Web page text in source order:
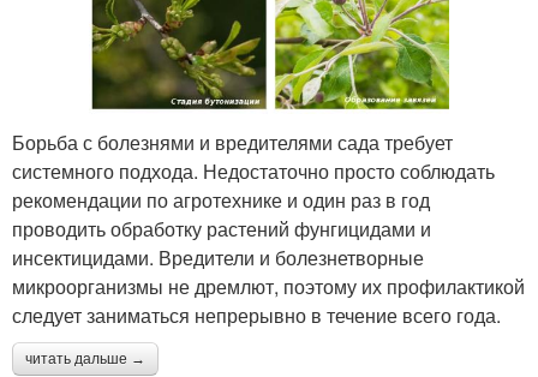
Борьба с болезнями и вредителями сада требует
системного подхода. Недостаточно просто соблюдать
рекомендации по агротехнике и один раз в год
проводить обработку растений фунгицидами и
инсектицидами. Вредители и болезнетворные
микроорганизмы не дремлют, поэтому их профилактикой
следует заниматься непрерывно в течение всего года.
читать дальше →